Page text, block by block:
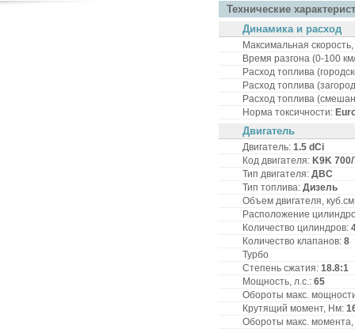
Технические
Динамика и расход
Максимальная
Время разгона (0-100
Расход топлива
Расход топлива
Расход топлива
Норма токсичности:
Двигатель
Двигатель: 1.5 dCi
Код двигателя: K9K
Тип двигателя: ДВС
Тип топлива: Дизель
Объем двигателя,
Расположение
Количество цилиндров:
Количество клапанов: 8
Турбо
Степень сжатия: 18.8:1
Мощность, л.с.: 65
Обороты макс.
Крутящий момент, Нм:
Обороты макс.